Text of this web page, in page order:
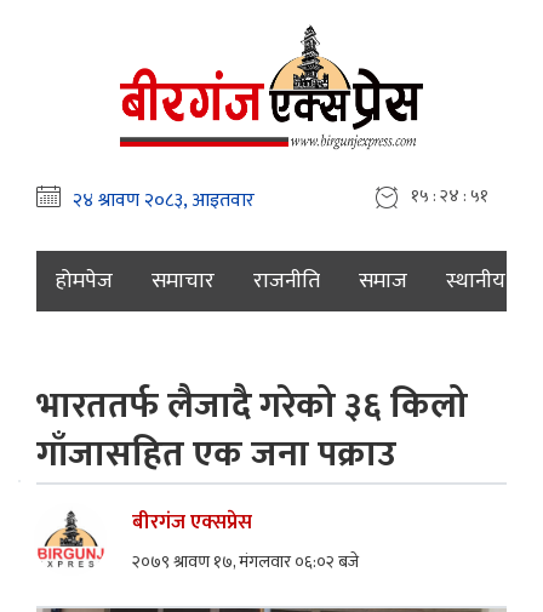
१५ : २४ : ५२
होमपेज समाचार राजनीति समाज स्थानीय
भारततर्फ लैजादै गरेको ३६ किलो
गाँजासहित एक जना पक्राउ
बीरगंज एक्सप्रेस
२०७९ श्रावण १७, मंगलवार ०६:०२ बजे